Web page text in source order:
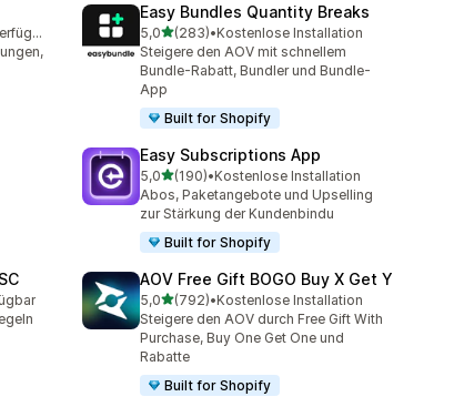
Kostenloser Plan verfügbar
Easy Bundles Quantity Breaks
5,0von 5 Sternen
(283)
283 Rezensionen insgesamt
•Kostenlose Installation
Steigere den AOV mit schnellem
Bundle-Rabatt, Bundler und Bundle-
App
Built for Shopify
Easy Subscriptions App
5,0von 5 Sternen
(190)
190 Rezensionen insgesamt
•Kostenlose Installation
Abos, Paketangebote und Upselling
zur Stärkung der Kundenbindu
Built for Shopify
AOV Free Gift BOGO Buy X Get Y
5,0von 5 Sternen
(792)
792 Rezensionen insgesamt
•Kostenlose Installation
Steigere den AOV durch Free Gift With
Purchase, Buy One Get One und
Rabatte
Built for Shopify